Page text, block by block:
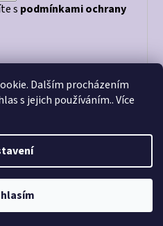
Dalším procházením
s jejich používáním.. Více
s podmínkami ochrany
PO - PÁ 10:00 - 18:00
Shoptet
. Všechna práva vyhrazena.